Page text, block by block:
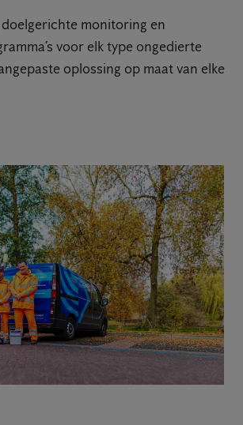
monitoring en
voor elk type ongedierte
oplossing op maat van elke